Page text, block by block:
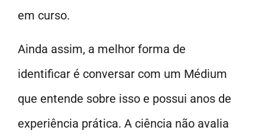
em curso.
Ainda assim, a melhor forma de
identificar é conversar com um Médium
que entende sobre isso e possui anos de
experiência prática. A ciência não avalia